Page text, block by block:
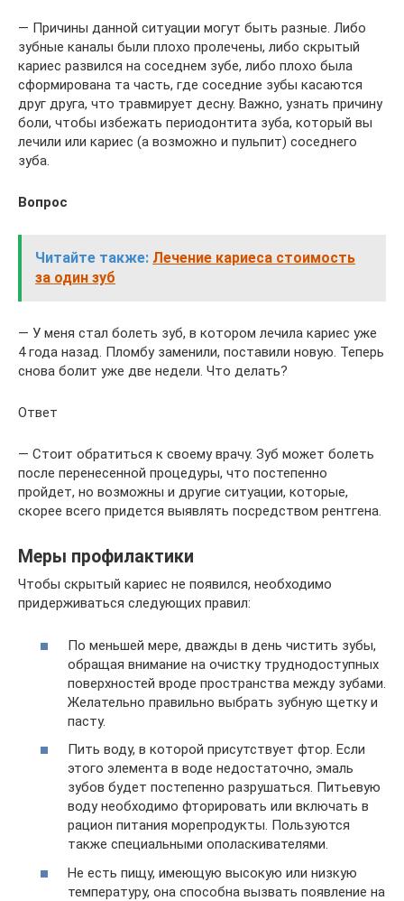
— Причины данной ситуации могут быть разные. Либо
зубные каналы были плохо пролечены, либо скрытый
кариес развился на соседнем зубе, либо плохо была
сформирована та часть, где соседние зубы касаются
друг друга, что травмирует десну. Важно, узнать причину
боли, чтобы избежать периодонтита зуба, который вы
лечили или кариес (а возможно и пульпит) соседнего
зуба.
Вопрос
Читайте также: Лечение кариеса стоимость
за один зуб
— У меня стал болеть зуб, в котором лечила кариес уже
4 года назад. Пломбу заменили, поставили новую. Теперь
снова болит уже две недели. Что делать?
Ответ
— Стоит обратиться к своему врачу. Зуб может болеть
после перенесенной процедуры, что постепенно
пройдет, но возможны и другие ситуации, которые,
скорее всего придется выявлять посредством рентгена.
Меры профилактики
Чтобы скрытый кариес не появился, необходимо
придерживаться следующих правил:
По меньшей мере, дважды в день чистить зубы,
обращая внимание на очистку труднодоступных
поверхностей вроде пространства между зубами.
Желательно правильно выбрать зубную щетку и
пасту.
Пить воду, в которой присутствует фтор. Если
этого элемента в воде недостаточно, эмаль
зубов будет постепенно разрушаться. Питьевую
воду необходимо фторировать или включать в
рацион питания морепродукты. Пользуются
также специальными ополаскивателями.
Не есть пищу, имеющую высокую или низкую
температуру, она способна вызвать появление на